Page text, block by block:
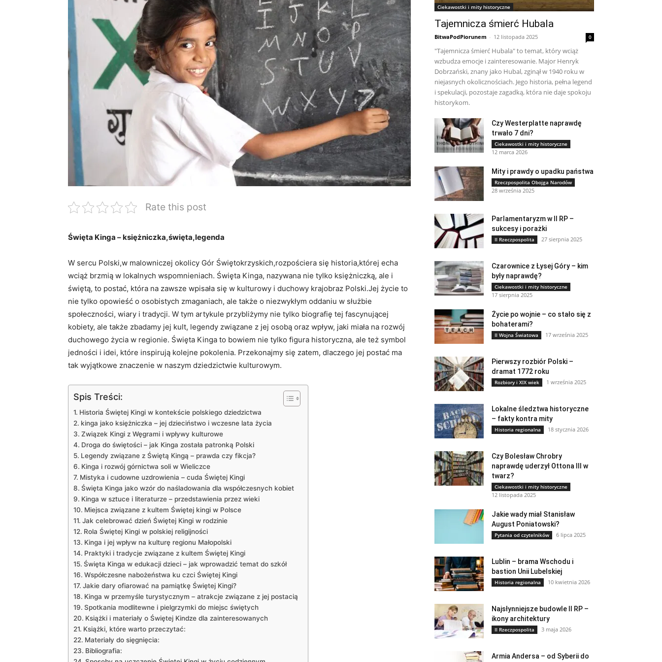
Rate this post
Święta‍ Kinga – księżniczka,święta,legenda
W sercu Polski,w ⁣malowniczej ‍okolicy Gór Świętokrzyskich,rozpościera się ‌historia,której echa
wciąż brzmią w lokalnych ⁢wspomnieniach. Święta​ Kinga, nazywana nie tylko⁣ księżniczką, ale i​
świętą, to‌ postać, która na zawsze wpisała się ‌w kulturowy⁣ i duchowy krajobraz Polski.Jej życie to
nie ​tylko opowieść o⁢ osobistych zmaganiach, ale także o ​niezwykłym oddaniu w służbie
społeczności, wiary i tradycji. W tym artykule przybliżymy nie tylko biografię tej fascynującej
‍kobiety, ale także ⁤zbadamy jej kult, legendy związane z jej osobą oraz wpływ, jaki miała na rozwój
duchowego życia ⁣w regionie. Święta Kinga to⁢ bowiem nie tylko figura historyczna, ale ⁢też ⁢symbol
jedności i idei, które ⁢inspirują ‌kolejne pokolenia. ⁢Przekonajmy ⁤się zatem,⁤ dlaczego ‍jej ⁤postać ma
tak⁣ wyjątkowe znaczenie w naszym dziedzictwie kulturowym.
Spis Treści:
Historia ⁢Świętej Kingi w kontekście polskiego⁣ dziedzictwa
kinga jako⁢ księżniczka⁤ – jej dzieciństwo‍ i wczesne lata życia
Związek Kingi z Węgrami i wpływy kulturowe
Droga⁤ do ⁢świętości ⁤– jak Kinga została ‌patronką Polski
Legendy związane​ z Świętą Kingą – prawda czy fikcja?
Kinga i ‌rozwój górnictwa ⁣soli w Wieliczce
Mistyka i cudowne uzdrowienia – cuda⁤ Świętej Kingi
Święta Kinga ​jako wzór do ‌naśladowania dla ​współczesnych kobiet
Kinga⁢ w sztuce i literaturze ⁢– przedstawienia przez wieki
Miejsca związane z kultem Świętej⁤ kingi w Polsce
Jak celebrować dzień Świętej Kingi w rodzinie
Rola ‍Świętej ​Kingi ‍w polskiej⁢ religijności
Kinga i‍ jej ‌wpływ na kulturę regionu Małopolski
Praktyki i tradycje związane z kultem Świętej Kingi
Święta Kinga ⁣w ​edukacji dzieci – jak wprowadzić temat do szkół
Współczesne nabożeństwa ku czci Świętej Kingi
Jakie dary ofiarować na pamiątkę Świętej Kingi?
Kinga ​w przemyśle turystycznym – atrakcje związane z jej postacią
Spotkania modlitewne i pielgrzymki ‌do miejsc świętych
Książki i materiały‍ o Świętej Kindze dla zainteresowanych
Książki, które warto ⁤przeczytać:
Materiały do sięgnięcia:
Bibliografia:
Ciekawostki i mity historyczne
Tajemnicza śmierć Hubala
BitwaPodPiorunem - 12 listopada 2025 0
"Tajemnicza śmierć Hubala" to temat, który wciąż
wzbudza emocje i zainteresowanie. Major Henryk
Dobrzański, znany jako Hubal, zginął w 1940 roku w
niejasnych okolicznościach. Jego historia, pełna legend
i spekulacji, pozostaje zagadką, która nie daje spokoju
historykom.
Czy Westerplatte naprawdę
trwało 7 dni?
Ciekawostki i mity historyczne
12 marca 2026
Mity i prawdy o upadku państwa
Rzeczpospolita Obojga Narodów
28 września 2025
Parlamentaryzm w II RP –
sukcesy i porażki
II Rzeczpospolita 27 sierpnia 2025
Czarownice z Łysej Góry – kim
były naprawdę?
Ciekawostki i mity historyczne
17 sierpnia 2025
Życie po wojnie – co stało się z
bohaterami?
II Wojna Światowa 17 września 2025
Pierwszy rozbiór Polski –
dramat 1772 roku
Rozbiory i XIX wiek 1 września 2025
Lokalne śledztwa historyczne
– fakty kontra mity
Historia regionalna 18 stycznia 2026
Czy Bolesław Chrobry
naprawdę uderzył Ottona III w
twarz?
Ciekawostki i mity historyczne
12 listopada 2025
Jakie wady miał Stanisław
August Poniatowski?
Pytania od czytelników 6 lipca 2025
Lublin – brama Wschodu i
bastion Unii Lubelskiej
Historia regionalna 10 kwietnia 2026
Najsłynniejsze budowle II RP –
ikony architektury
II Rzeczpospolita 3 maja 2026
Armia Andersa – od Syberii do